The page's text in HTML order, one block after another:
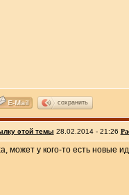
сохранить
этой темы 28.02.2014 - 21:26
может у кого-то есть новые